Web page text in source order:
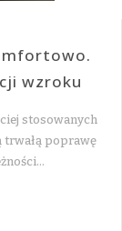
wzroku
stosowanych
trwałą poprawę